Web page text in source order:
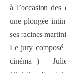
à l’occasion des
une plongée
ses racines
Le jury composé
cinéma ) –